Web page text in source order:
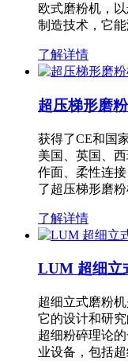
欧式磨粉机，
制造技术，它
了解详情
超压梯形磨
获得了CE和国
美国、英国、
作面、柔性连
了超压梯形磨
了解详情
LUM 超细立
超细立式磨粉
它的设计和研
超细粉碎理论
业设备，包括